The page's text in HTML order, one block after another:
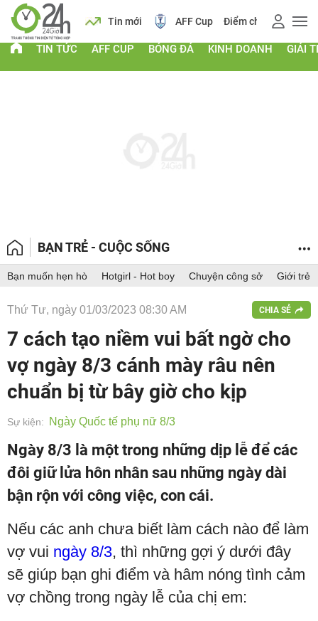
Lịch Tin mới AFF Cup Điểm chuẩn 2026
TIN TỨC AFF CUP BÓNG ĐÁ KINH DOANH GIẢI
BẠN TRẺ - CUỘC SỐNG
Bạn muốn hẹn hò Hotgirl - Hot boy Chuyện công sở Giới trẻ
Thứ Tư, ngày 01/03/2023 08:30 AM CHIA SẺ
7 cách tạo niềm vui bất ngờ cho
vợ ngày 8/3 cánh mày râu nên
chuẩn bị từ bây giờ cho kịp
Sự kiện: Ngày Quốc tế phụ nữ 8/3
Ngày 8/3 là một trong những dịp lễ để các
đôi giữ lửa hôn nhân sau những ngày dài
bận rộn với công việc, con cái.
Nếu các anh chưa biết làm cách nào để làm
vợ vui ngày 8/3, thì những gợi ý dưới đây
sẽ giúp bạn ghi điểm và hâm nóng tình cảm
vợ chồng trong ngày lễ của chị em: